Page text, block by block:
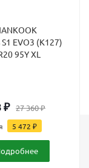
S1 EVO3 (K127)
95Y XL
₽ 27 360₽
5 472 ₽